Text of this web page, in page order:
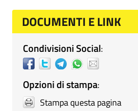
DOCUMENTI E LINK
Condivisioni Social:
Opzioni di stampa:
Stampa questa pagina